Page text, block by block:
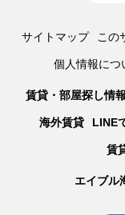
サイトマップ この
個人情報につ
賃貸・部屋探し情
海外賃貸 LINE
賃
エイブル